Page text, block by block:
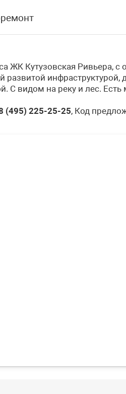
ЖК Кутузовская Ривьера, с
развитой
видом на реку и лес. Есть
(495) 225-25-25, Код